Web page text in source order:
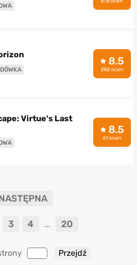
8.5
282 ocen
Virtue's Last
8.5
61 ocen
3 4 ... 20